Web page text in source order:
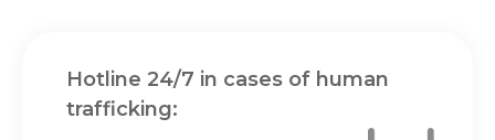
Hotline 24/7 in cases of human
trafficking: